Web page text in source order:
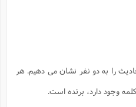
را به دو نفر نشان مى دهيم. هر
وجود دارد، برنده است.